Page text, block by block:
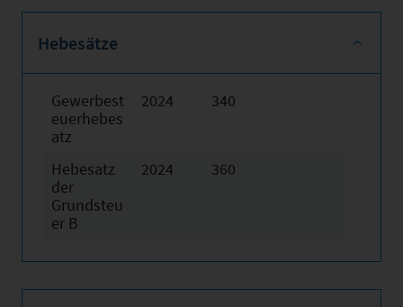
Hebesätze
Gewerbest
euerhebes
atz
2024 340
Hebesatz
der
Grundsteu
er B
2024 360